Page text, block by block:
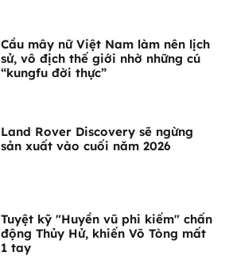
Cầu mây nữ Việt Nam làm nên lịch
sử, vô địch thế giới nhờ những cú
“kungfu đời thực”
Land Rover Discovery sẽ ngừng
sản xuất vào cuối năm 2026
Tuyệt kỹ "Huyền vũ phi kiếm" chấn
động Thủy Hử, khiến Võ Tòng mất
1 tay